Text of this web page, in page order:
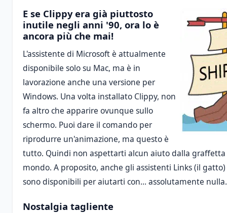
E se Clippy era già piuttosto
inutile negli anni '90, ora lo è
ancora più che mai!
L'assistente di Microsoft è attualmente
disponibile solo su Mac, ma è in
lavorazione anche una versione per
Windows. Una volta installato Clippy, non
fa altro che apparire ovunque sullo
schermo. Puoi dare il comando per
riprodurre un'animazione, ma questo è
tutto. Quindi non aspettarti alcun aiuto dalla
mondo. A proposito, anche gli assistenti Links (il
sono disponibili per aiutarti con... assolutamente nulla.
Nostalgia tagliente